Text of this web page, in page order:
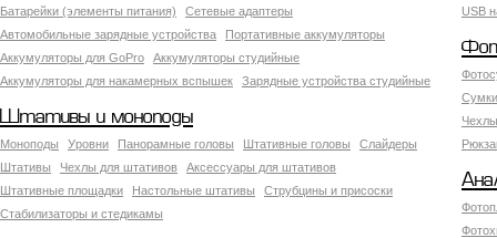
Батарейки (элементы питания)
Сетевые адаптеры
Автомобильные зарядные устройства
Портативные аккумуляторы
Аккумуляторы для GoPro
Аккумуляторы студийные
Аккумуляторы для накамерных вспышек
Зарядные устройства студийные
USB
Штативы и моноподы
Моноподы Уровни Панорамные головы Штативные головы
Слайдеры
Штативы
Чехлы для штативов
Аксессуары для штативов
Штативные площадки
Настольные штативы
Струбцины и присоски
Стабилизаторы и стедикамы